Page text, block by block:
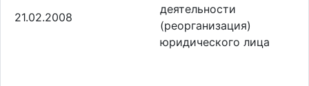
21.02.2008
деятельности
(реорганизация)
юридического лица